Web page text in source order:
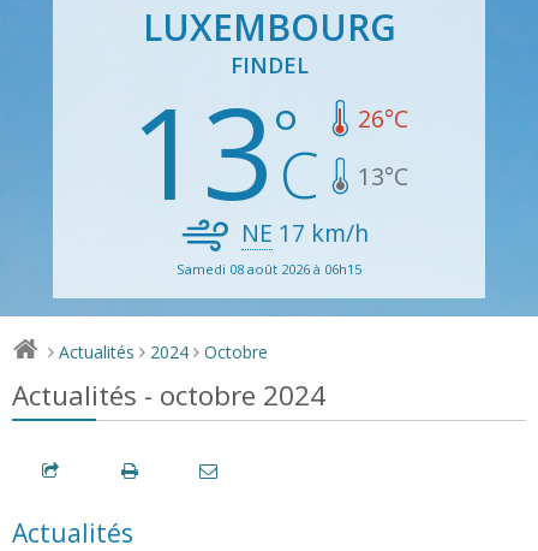
LUXEMBOURG
FINDEL
13 26°C
13°C
NE 17 km/h
Samedi 08 août 2026 à 06h15
> Actualités > 2024 > Octobre
Actualités - octobre 2024
Actualités